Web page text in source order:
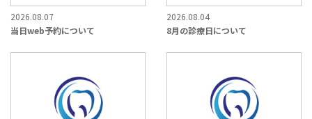
2026.08.07
当日web予約について
2026.08.04
8月の診療日について